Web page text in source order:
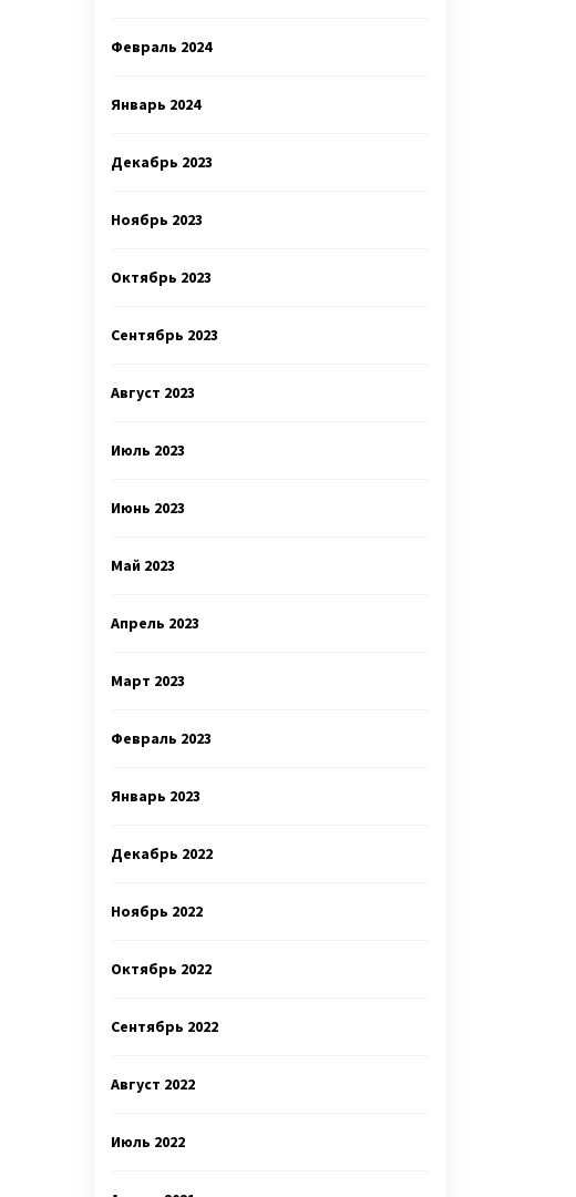
Февраль 2024
Январь 2024
Декабрь 2023
Ноябрь 2023
Октябрь 2023
Сентябрь 2023
Август 2023
Июль 2023
Июнь 2023
Май 2023
Апрель 2023
Март 2023
Февраль 2023
Январь 2023
Декабрь 2022
Ноябрь 2022
Октябрь 2022
Сентябрь 2022
Август 2022
Июль 2022